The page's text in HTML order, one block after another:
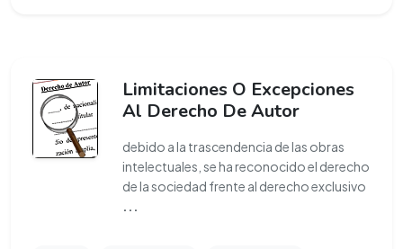
Limitaciones O Excepciones
Al Derecho De Autor
debido a la trascendencia de las obras
intelectuales, se ha reconocido el derecho
de la sociedad frente al derecho exclusivo
...